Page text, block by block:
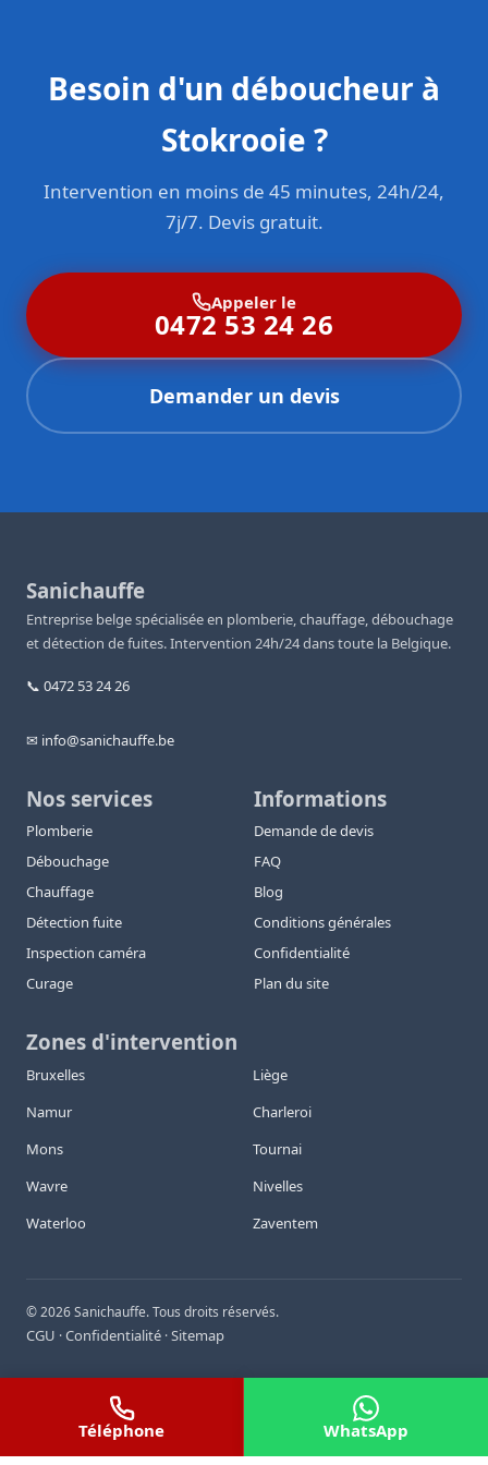
Besoin d'un déboucheur à
Stokrooie ?
Intervention en moins de 45 minutes, 24h/24,
7j/7. Devis gratuit.
Appeler le
0472 53 24 26
Demander un devis
Sanichauffe
Entreprise belge spécialisée en plomberie, chauffage, débouchage
et détection de fuites. Intervention 24h/24 dans toute la Belgique.
📞 0472 53 24 26
✉ info@sanichauffe.be
Nos services
Plomberie
Débouchage
Chauffage
Détection fuite
Inspection caméra
Curage
Informations
Demande de devis
FAQ
Blog
Conditions générales
Confidentialité
Plan du site
Zones d'intervention
Bruxelles
Liège
Namur
Charleroi
Mons
Tournai
Wavre
Nivelles
Waterloo
Zaventem
©2026Sanichauffe. Tous droits réservés.
CGU ·Confidentialité ·Sitemap